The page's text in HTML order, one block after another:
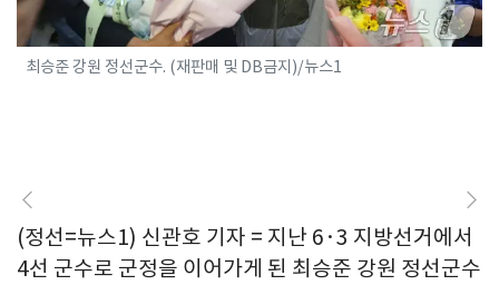
최승준 강원 정선군수. (재판매 및 DB금지)/뉴스1
(정선=뉴스1) 신관호 기자 = 지난 6·3 지방선거에서
4선 군수로 군정을 이어가게 된 최승준 강원 정선군수